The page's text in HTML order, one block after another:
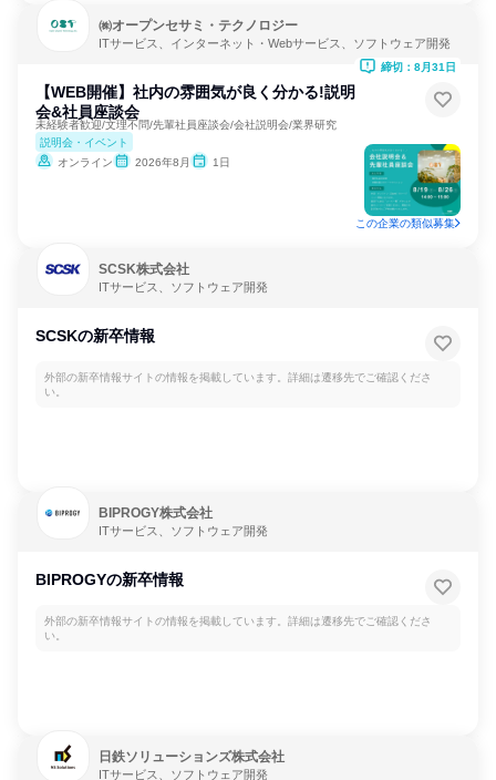
㈱オープンセサミ・テクノロジー
ITサービス、インターネット・Webサービス、ソフトウェア開発
【WEB開催】社内の雰囲気が良く分かる!説明
会&社員座談会
未経験者歓迎/文理不問/先輩社員座談会/会社説明会/業界研究
説明会・イベント
オンライン
2026年8月 1日
締切：8月31日
この企業の類似募集
SCSK株式会社
ITサービス、ソフトウェア開発
SCSKの新卒情報
外部の新卒情報サイトの情報を掲載しています。詳細は遷移先でご確認くださ
い。
BIPROGY株式会社
ITサービス、ソフトウェア開発
BIPROGYの新卒情報
外部の新卒情報サイトの情報を掲載しています。詳細は遷移先でご確認くださ
い。
日鉄ソリューションズ株式会社
ITサービス、ソフトウェア開発